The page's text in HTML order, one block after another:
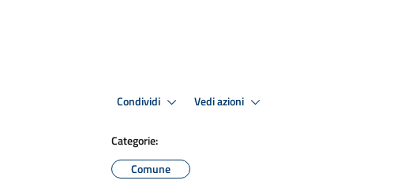
Condividi Vedi azioni
Categorie:
Comune